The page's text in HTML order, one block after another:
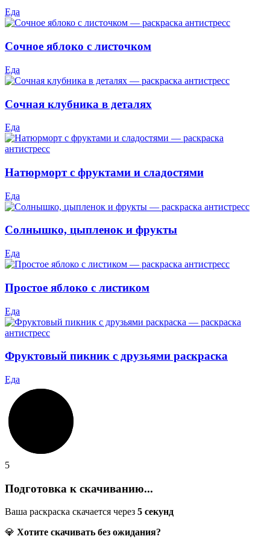
Еда
Сочное яблоко с листочком
Еда
Сочная клубника в деталях
Еда
Натюрморт с фруктами и сладостями
Еда
Солнышко, цыпленок и фрукты
Еда
Простое яблоко с листиком
Еда
Фруктовый пикник с друзьями раскраска
Еда
5
Подготовка к скачиванию...
Ваша раскраска скачается через 5 секунд
💎 Хотите скачивать без ожидания?